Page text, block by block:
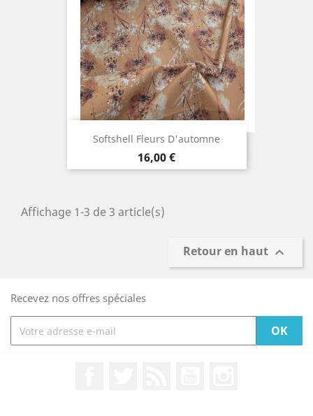
Softshell Fleurs D'automne
Prix
16,00 €
Affichage 1-3 de 3 article(s)
Retour en haut 
Recevez nos offres spéciales